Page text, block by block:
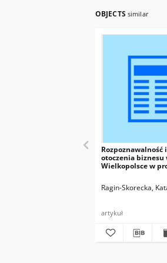
OBJECTS similar
otoczenia biznesu
Wielkopolsce w
Ragin-Skorecka,
artykuł